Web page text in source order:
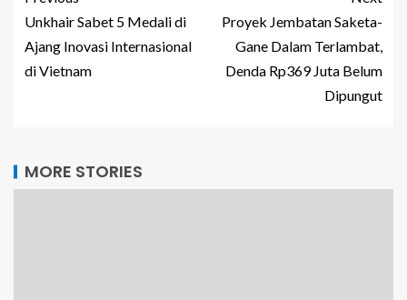
Unkhair Sabet 5 Medali di
Ajang Inovasi Internasional
di Vietnam
Proyek Jembatan Saketa-
Gane Dalam Terlambat,
Denda Rp369 Juta Belum
Dipungut
MORE STORIES